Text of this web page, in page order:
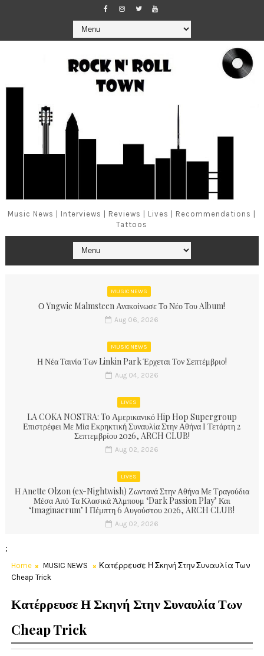
Music News | Interviews | Reviews | Lives | Recommendations |
Tattoos
MUSIC NEWS
Ο Yngwie Malmsteen Ανακοίνωσε Το Νέο Του Album!
Aug 06, 2026
MUSIC NEWS
Η Νέα Ταινία Των Linkin Park Έρχεται Τον Σεπτέμβριο!
Aug 04, 2026
LIVES
LA COKA NOSTRA: To Αμερικανικό Hip Hop Supergroup
Επιστρέφει Με Μία Εκρηκτική Συναυλία Στην Αθήνα Ι Τετάρτη 2
Σεπτεμβρίου 2026, ARCH CLUB!
Aug 02, 2026
LIVES
Η Anette Olzon (ex-Nightwish) Ζωντανά Στην Αθήνα Με Τραγούδια
Μέσα Από Τα Κλασικά Άλμπουμ ‘Dark Passion Play’ Και
‘Imaginaerum’ I Πέμπτη 6 Αυγούστου 2026, ARCH CLUB!
Aug 02, 2026
;
Home MUSIC NEWS
Κατέρρευσε Η Σκηνή Στην Συναυλία Των
Cheap Trick
Κατέρρευσε Η Σκηνή Στην Συναυλία Των
Cheap Trick